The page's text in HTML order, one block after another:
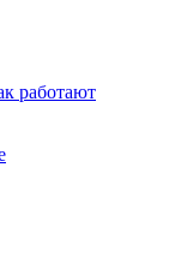
работают